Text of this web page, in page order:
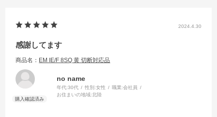
2024.4.30
感謝してます
商品名： EM IE/F 8SQ 黄 切断対応品
no name
年代:30代 性別:女性 職業:会社員
お住まいの地域:北陸